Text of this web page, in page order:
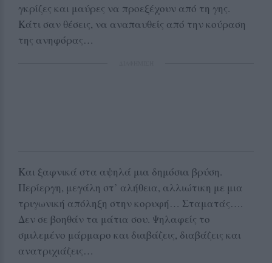
γκρίζες και μαύρες να προεξέχουν από τη γης.
Κάτι σαν θέσεις, να αναπαυθείς από την κούραση
της ανηφόρας…
Και ξαφνικά στα αψηλά μια δημόσια βρύση.
Περίεργη, μεγάλη στ’ αλήθεια, αλλιώτικη με μια
τριγωνική απόληξη στην κορυφή… Σταματάς….
Δεν σε βοηθάν τα μάτια σου. Ψηλαφείς το
σμιλεμένο μάρμαρο και διαβάζεις, διαβάζεις και
ανατριχιάζεις…